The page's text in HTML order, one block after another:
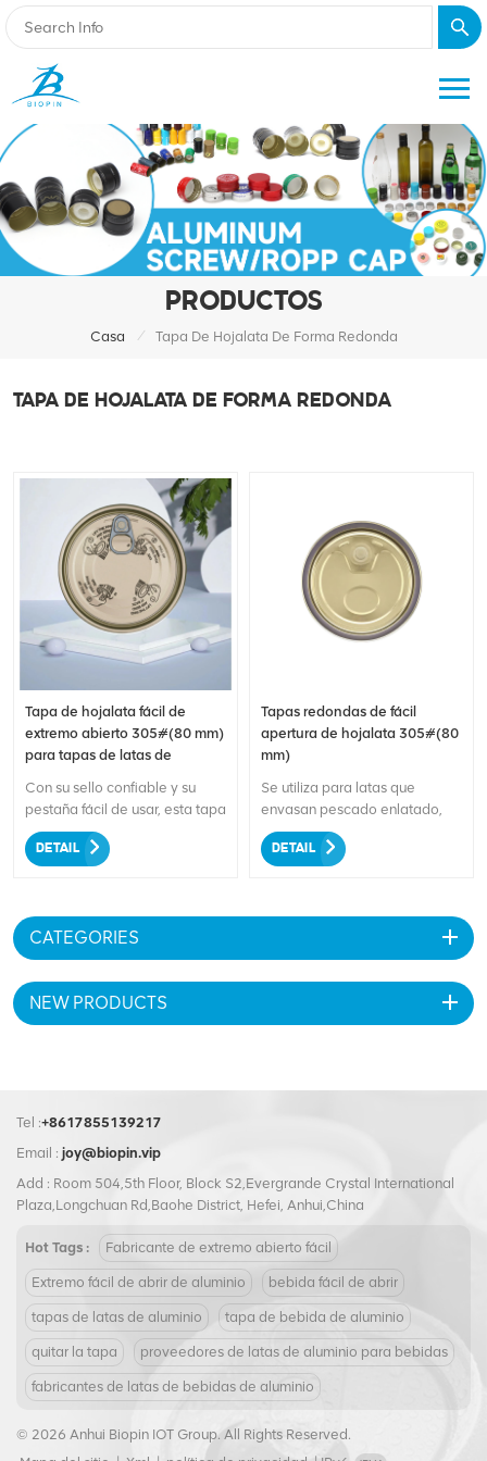
PRODUCTOS
Casa / Tapa De Hojalata De Forma Redonda
TAPA DE HOJALATA DE FORMA REDONDA
Tapa de hojalata fácil de
extremo abierto 305#(80 mm)
para tapas de latas de
Con su sello confiable y su
pestaña fácil de usar, esta tapa
es ideal para envasar una
variedad de alimentos y
verduras y más. Su tamaño
compacto lo hace ideal para
empaquetar sobre la marcha y
su construcción duradera
garantiza que sus productos se
mantengan frescos y
nuestro 80 mm tapa de
hojalata de fácil apertura ¡Para
embalaje!
DETAIL
Tapas redondas de fácil
apertura de hojalata 305#(80
mm)
Se utiliza para latas que
envasan pescado enlatado,
carne, pasta de tomate
enlatada, alimentos secos
alimentos procesados
autoclaveados enlatados,
productos agrícolas, aceite
lubricante, aceite comestible,
verduras, frijoles, frutas, etc.
DETAIL
CATEGORIES
NEW PRODUCTS
Tel :+8617855139217
Email : joy@biopin.vip
Add : Room 504,5th Floor, Block S2,Evergrande Crystal International
Plaza,Longchuan Rd,Baohe District, Hefei, Anhui,China
Hot Tags : Fabricante de extremo abierto fácil
Extremo fácil de abrir de aluminio bebida fácil de abrir
tapas de latas de aluminio tapa de bebida de aluminio
quitar la tapa proveedores de latas de aluminio para bebidas
fabricantes de latas de bebidas de aluminio
© 2026 Anhui Biopin IOT Group. All Rights Reserved.